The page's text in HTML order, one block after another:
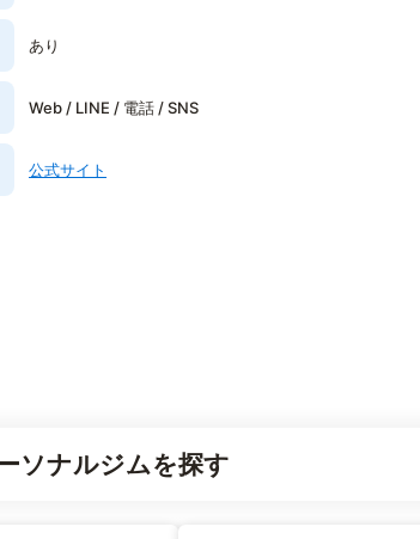
あり
Web / LINE / 電話 / SNS
公式サイト
ソナルジムを探す